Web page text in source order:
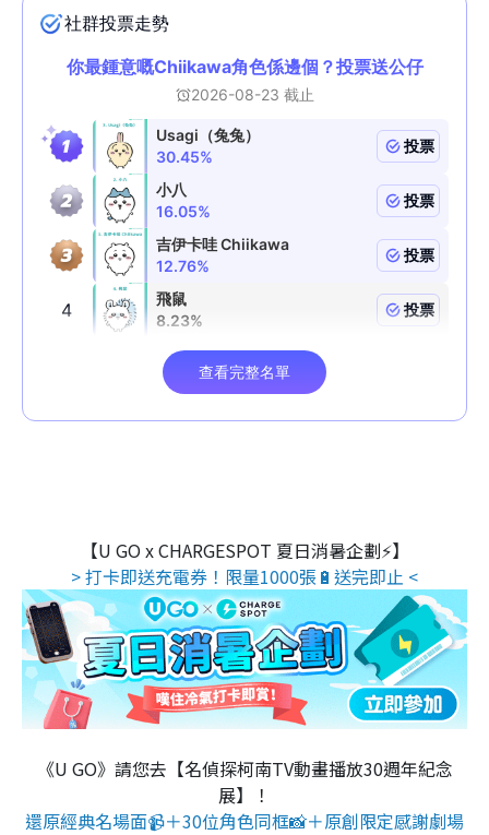
【U GO x CHARGESPOT 夏日消暑企劃⚡】
> 打卡即送充電券！限量1000張🔋送完即止 <
《U GO》請您去【名偵探柯南TV動畫播放30週年紀念
展】！
還原經典名場面📹＋30位角色同框📸＋原創限定感謝劇場